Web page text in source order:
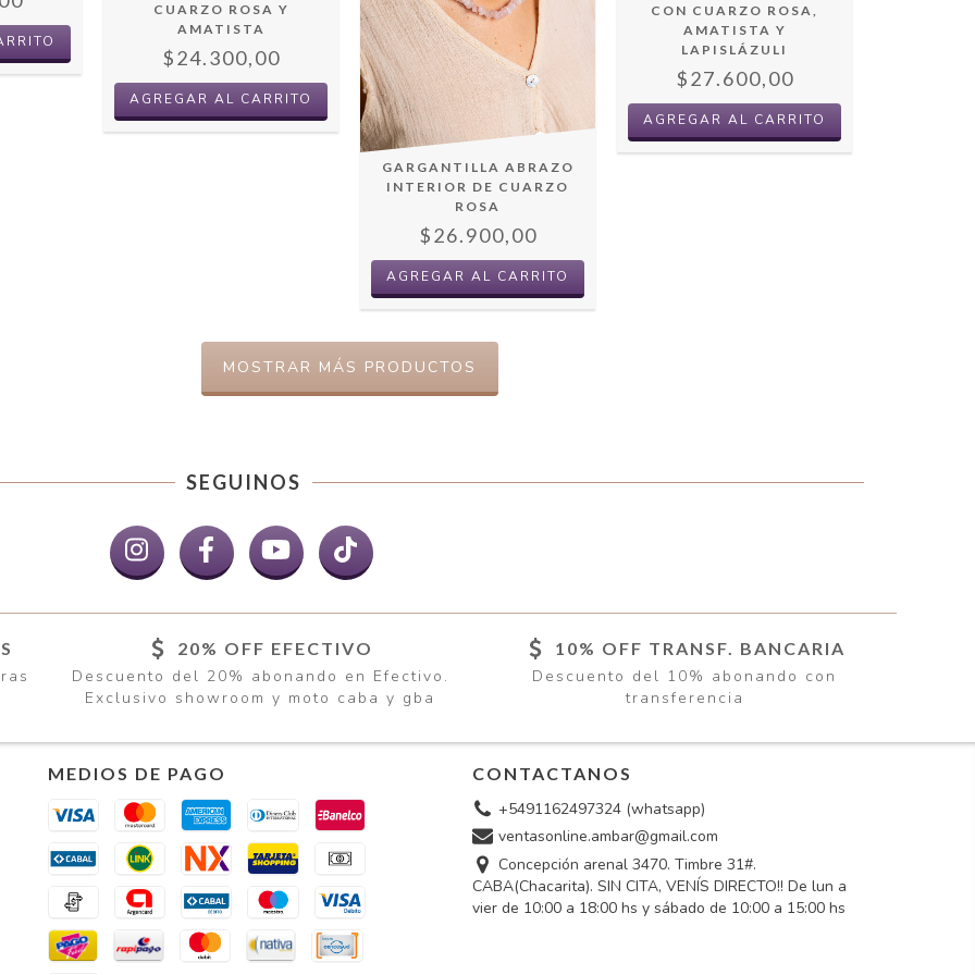
CUARZO ROSA Y
AMATISTA
$24.300,00
GARGANTILLA ABRAZO
INTERIOR DE CUARZO
ROSA
$26.900,00
CON CUARZO ROSA,
AMATISTA Y
LAPISLÁZULI
$27.600,00
MOSTRAR MÁS PRODUCTOS
SEGUINOS
20% OFF EFECTIVO
Descuento del 20% abonando en Efectivo.
Exclusivo showroom y moto caba y gba
10% OFF TRANSF. BANCARIA
Descuento del 10% abonando con
transferencia
MEDIOS DE PAGO
CONTACTANOS
+5491162497324 (whatsapp)
ventasonline.ambar@gmail.com
Concepción arenal 3470. Timbre 31#.
CABA(Chacarita). SIN CITA, VENÍS DIRECTO!! De lun a
vier de 10:00 a 18:00 hs y sábado de 10:00 a 15:00 hs